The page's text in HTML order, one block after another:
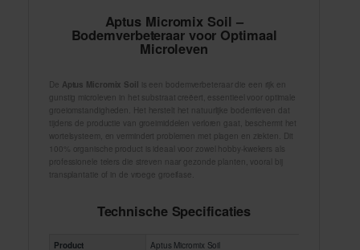
Aptus Micromix Soil –
Bodemverbeteraar voor Optimaal
Microleven
De Aptus Micromix Soil is een bodemverbeteraar die een rijk en
gunstig microleven in het substraat creëert, essentieel voor optimale
groeiomstandigheden. Het herstelt het natuurlijke bodemleven dat
tijdens de productie van groeimiddelen verloren gaat, beschermt het
wortelsysteem, en vermindert problemen met plagen en ziekten. Dit
100% organische product is ideaal voor zowel hobby-kwekers als
professionele telers die streven naar gezonde planten, vooral bij
transplantatie of in de vroege groeifase.
Technische Specificaties
Product
Aptus Micromix Soil